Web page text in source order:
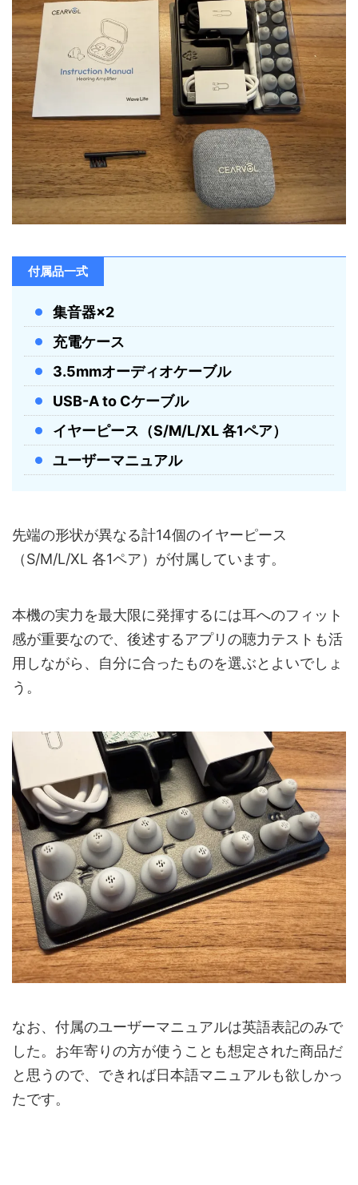
ンモード調整対応
Bluetooth
Bluetooth機能
オーディオストリーミング、通話対
応、2台同時接続、低遅延オーディオ
互換性
iPhone / Android対応、98％以上の
Bluetooth機器と互換
有線接続 AUX-IN対応
テレビ、オーディオ機器、機内エンタ
連続使用時間
総使用時間
急速充電 15分充電で約3時間使用可能
防水防塵 日常使用に対応する防水防塵性能
注意事項
本製品は補聴器ではなく、難聴の診
断・治療・予防を目的とした医療機器
ではありません
付属品一式
集音器×2
充電ケース
3.5mmオーディオケーブル
USB-A to Cケーブル
イヤーピース（S/M/L/XL 各1ペア）
ユーザーマニュアル
先端の形状が異なる計14個のイヤーピース
（S/M/L/XL 各1ペア）が付属しています。
本機の実力を最大限に発揮するには耳へのフィット
感が重要なので、後述するアプリの聴力テストも活
用しながら、自分に合ったものを選ぶとよいでしょ
う。
なお、付属のユーザーマニュアルは英語表記のみで
した。お年寄りの方が使うことも想定された商品だ
と思うので、できれば日本語マニュアルも欲しかっ
たです。